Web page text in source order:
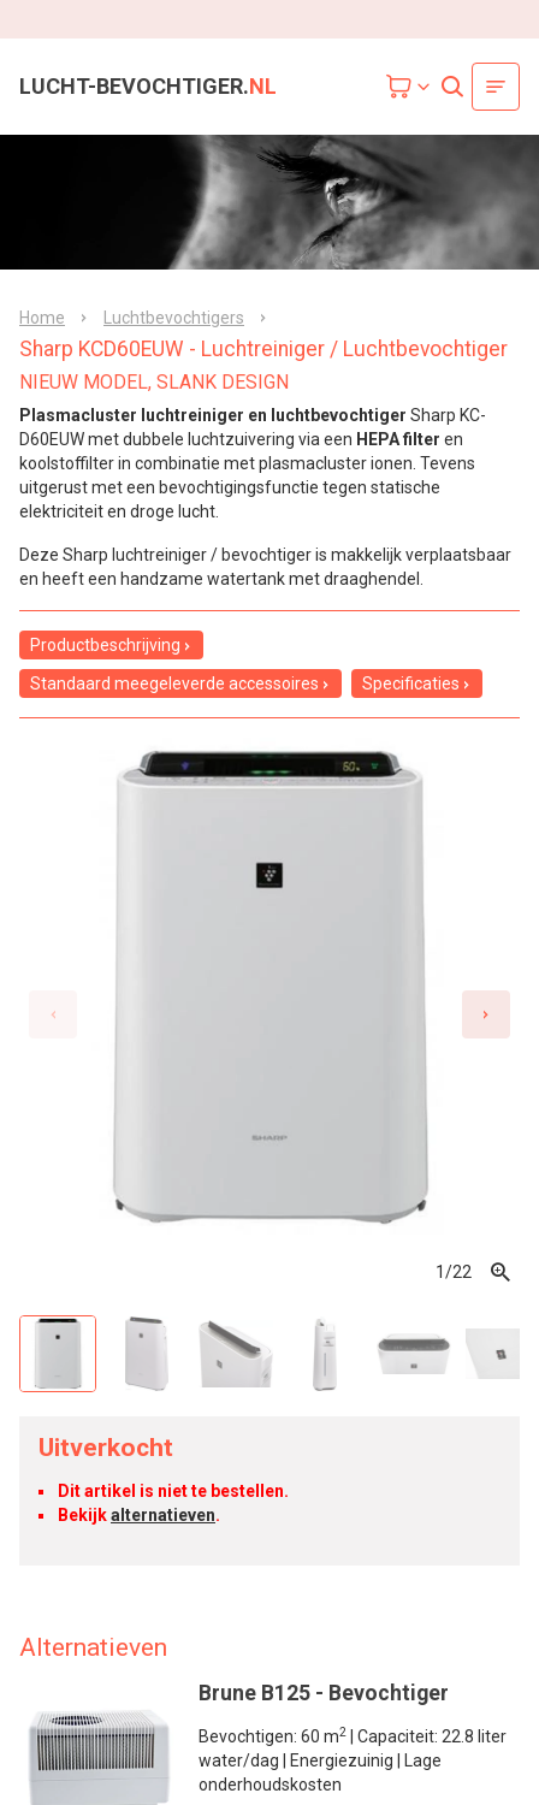
LUCHT-BEVOCHTIGER.NL
Home Luchtbevochtigers
Sharp KCD60EUW - Luchtreiniger / Luchtbevochtiger
NIEUW MODEL, SLANK DESIGN
Plasmacluster luchtreiniger en luchtbevochtiger Sharp KC-
D60EUW met dubbele luchtzuivering via een HEPA filter en
koolstoffilter in combinatie met plasmacluster ionen. Tevens
uitgerust met een bevochtigingsfunctie tegen statische
elektriciteit en droge lucht.
Deze Sharp luchtreiniger / bevochtiger is makkelijk verplaatsbaar
en heeft een handzame watertank met draaghendel.
Productbeschrijving
Standaard meegeleverde accessoires
Specificaties
1/22
Uitverkocht
Dit artikel is niet te bestellen.
Bekijkalternatieven.
Alternatieven
Brune B125 - Bevochtiger
Bevochtigen: 60 m2
| Capaciteit: 22.8 liter
water/dag | Energiezuinig | Lage
onderhoudskosten